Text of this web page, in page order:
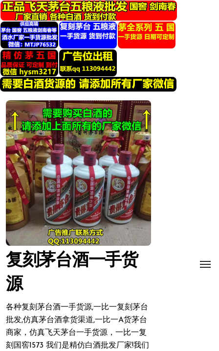
转
到
内
容
复刻茅台酒一手货
源
各种复刻茅台酒一手货源,一比一复刻茅台
批发,仿真茅台酒拿货渠道,一比一A货茅台
商家，仿真飞天茅台一手货源，一比一复
刻国窖1573 我们是精仿白酒批发厂家!我们